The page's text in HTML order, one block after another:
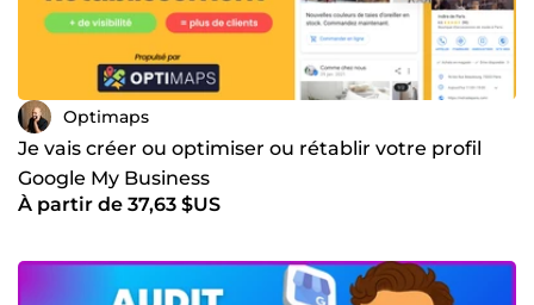
Optimaps
Je vais créer ou optimiser ou rétablir votre profil
Google My Business
À partir de 37,63 $US